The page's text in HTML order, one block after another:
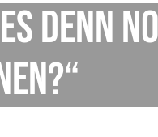
denn